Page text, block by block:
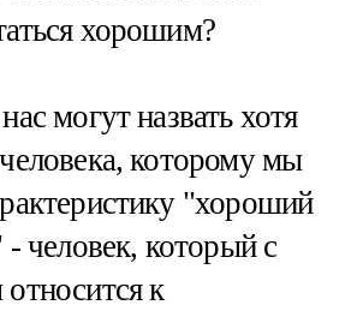
хорошим?
могут назвать хотя
которому мы
"хороший
- человек, который с
к